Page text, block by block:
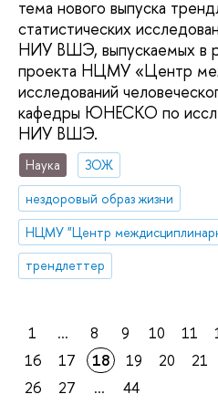
тема нового выпуска
статистических
НИУ ВШЭ, выпускаемых в
проекта НЦМУ «Центр
исследований
кафедры ЮНЕСКО по
НИУ ВШЭ.
Наука
ЗОЖ
нездоровый образ жизни
трендлеттер
1 ... 8 9 10 11
16
17 18 19 20 21
26
27 ... 44